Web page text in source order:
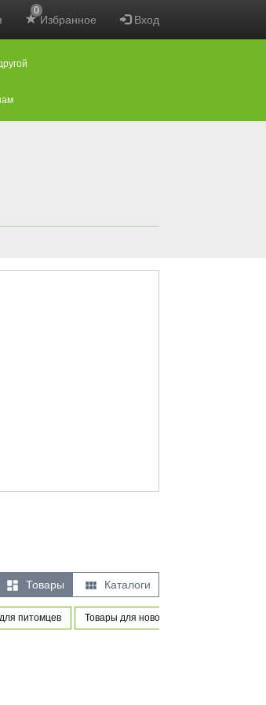
Избранное
0
Вход
 Товары  Каталоги
питомцев Товары для новорожденных и